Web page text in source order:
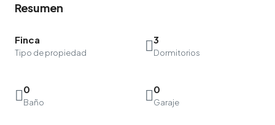
Resumen
Finca
Tipo de propiedad
3
Dormitorios
0
Baño
0
Garaje